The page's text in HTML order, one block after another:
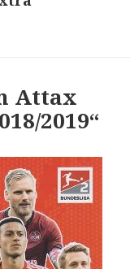
Attax
2019“